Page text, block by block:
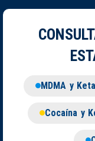
MDMA y
Cocaína y